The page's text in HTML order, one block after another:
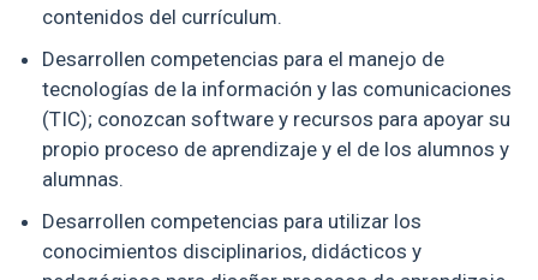
contenidos del currículum.
Desarrollen competencias para el manejo de
tecnologías de la información y las comunicaciones
(TIC); conozcan software y recursos para apoyar su
propio proceso de aprendizaje y el de los alumnos y
alumnas.
Desarrollen competencias para utilizar los
conocimientos disciplinarios, didácticos y